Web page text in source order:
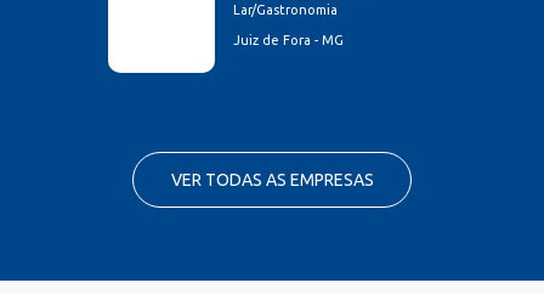
Lar/Gastronomia
Juiz de Fora - MG
VER TODAS AS EMPRESAS